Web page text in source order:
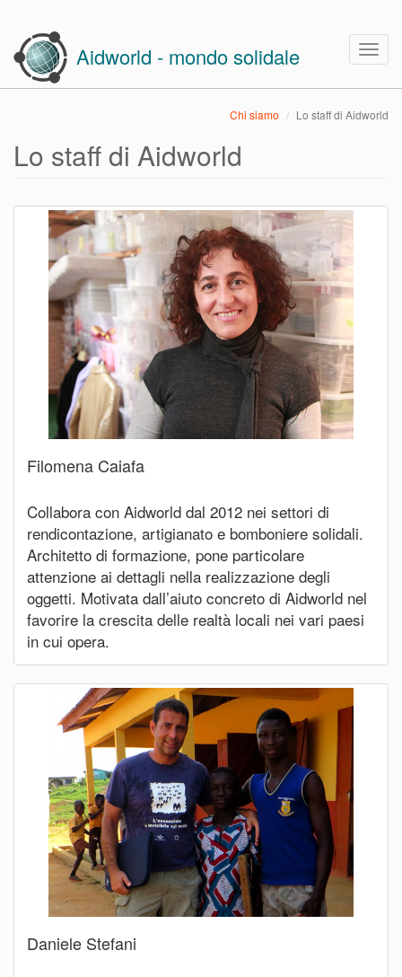
main
content
Aidworld - mondo solidale
Chi siamo Lo staff di Aidworld
Lo staff di Aidworld
Filomena Caiafa
Collabora con Aidworld dal 2012 nei settori di
rendicontazione, artigianato e bomboniere solidali.
Architetto di formazione, pone particolare
attenzione ai dettagli nella realizzazione degli
oggetti. Motivata dall’aiuto concreto di Aidworld nel
favorire la crescita delle realtà locali nei vari paesi
in cui opera.
Daniele Stefani